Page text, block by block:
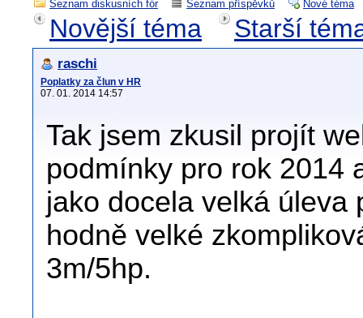
Seznam diskusních fór Seznam příspěvků Nové téma
Novější téma Starší
raschi
Poplatky za člun v HR
07. 01. 2014 14:57
Tak jsem zkusil projít
podmínky pro rok 2014
jako docela velká úleva
hodně velké
3m/5hp.